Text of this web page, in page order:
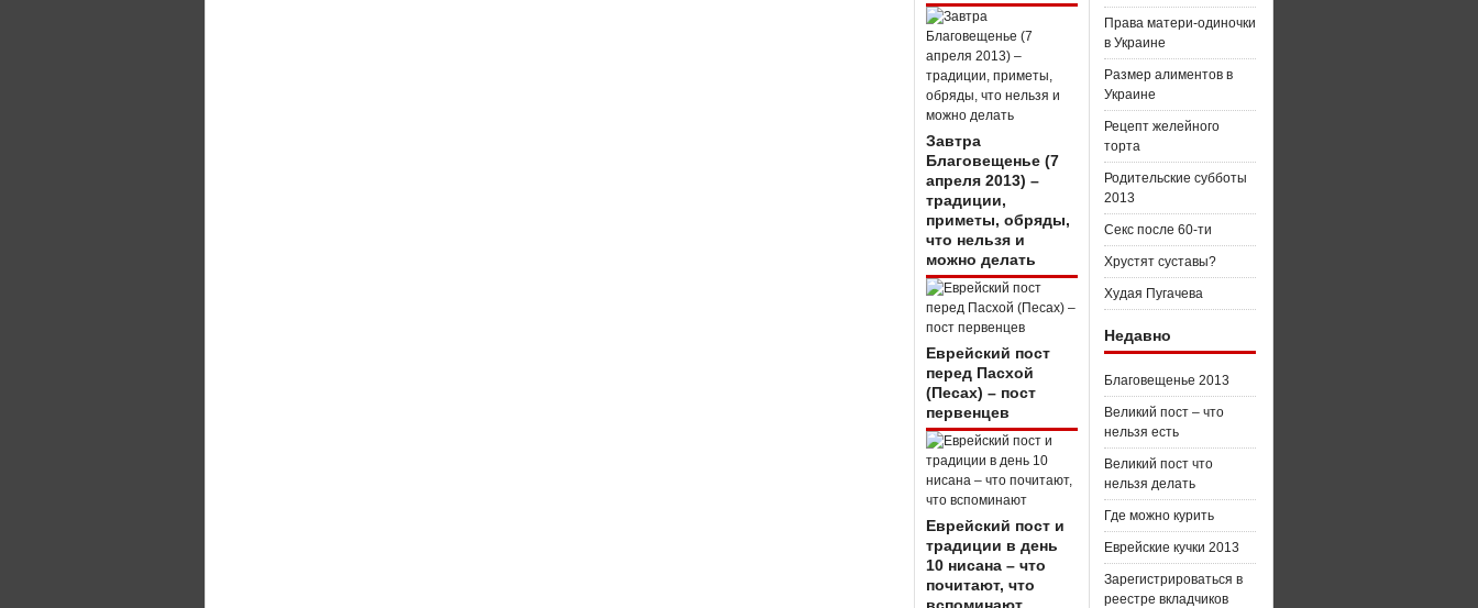
Завтра
Благовещенье (7
апреля 2013) –
традиции,
приметы, обряды,
что нельзя и
можно делать
Еврейский пост
перед Пасхой
(Песах) – пост
первенцев
Еврейский пост и
традиции в день
10 нисана – что
почитают, что
Права матери-одиночки
в Украине
Размер алиментов в
Украине
Рецепт желейного
торта
Родительские субботы
2013
Секс после 60-ти
Хрустят суставы?
Худая Пугачева
Недавно
Благовещенье 2013
Великий пост – что
нельзя есть
Великий пост что
нельзя делать
Где можно курить
Еврейские кучки 2013
Зарегистрироваться в
реестре вкладчиков